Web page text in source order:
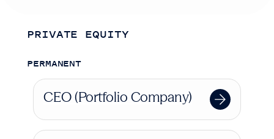
PRIVATE EQUITY
PERMANENT
CEO (Portfolio Company)